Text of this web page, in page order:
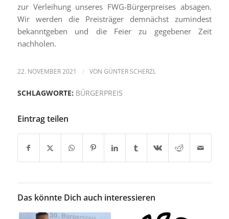
zur Verleihung unseres FWG-Bürgerpreises absagen.
Wir werden die Preisträger demnächst zumindest
bekanntgeben und die Feier zu gegebener Zeit
nachholen.
22. NOVEMBER 2021 / VON GÜNTER SCHERZL
SCHLAGWORTE: BÜRGERPREIS
Eintrag teilen
Das könnte Dich auch interessieren